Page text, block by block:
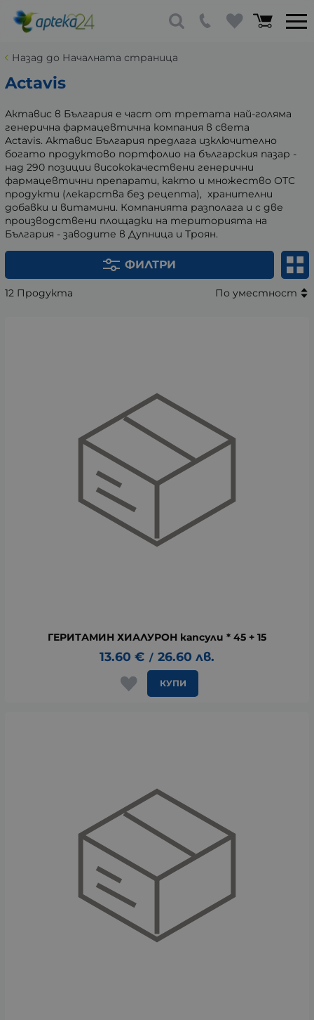
Назад до Началната страница
Actavis
Актавис в България е част от третата най-голяма
генерична фармацевтична компания в света
Actavis. Актавис България предлага изключително
богато продуктово портфолио на българския пазар -
над 290 позиции висококачествени генерични
фармацевтични препарати, както и множество ОТС
продукти (лекарства без рецепта), хранителни
добавки и витамини. Компанията разполага и с две
производствени площадки на територията на
България - заводите в Дупница и Троян.
ФИЛТРИ
12 Продукта По уместност
ГЕРИТАМИН ХИАЛУРОН капсули * 45 + 15
13.60 € / 26.60 лв.
КУПИ